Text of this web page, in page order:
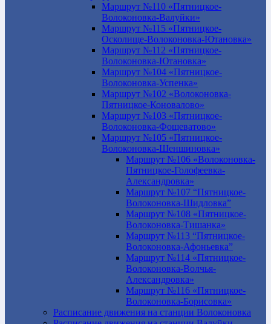
Маршрут №110 «Пятницкое-
Волоконовка-Валуйки»
Маршрут №115 «Пятницкое-
Осколище-Волоконовка-Ютановка»
Маршрут №112 «Пятницкое-
Волоконовка-Ютановка»
Маршрут №104 «Пятницкое-
Волоконовка-Успенка»
Маршрут №102 «Волоконовка-
Пятницкое-Коновалово»
Маршрут №103 «Пятницкое-
Волоконовка-Фощеватово»
Маршрут №105 «Пятницкое-
Волоконовка-Шеншиновка»
Маршрут №106 «Волоконовка-
Пятницкое-Голофеевка-
Александровка»
Маршрут №107 “Пятницкое-
Волоконовка-Шидловка”
Маршрут №108 «Пятницкое-
Волоконовка-Тишанка»
Маршрут №113 “Пятницкое-
Волоконовка-Афоньевка”
Маршрут №114 «Пятницкое-
Волоконовка-Волчья-
Александровка»
Маршрут №116 «Пятницкое-
Волоконовка-Борисовка»
Расписание движения на станции Волоконовка